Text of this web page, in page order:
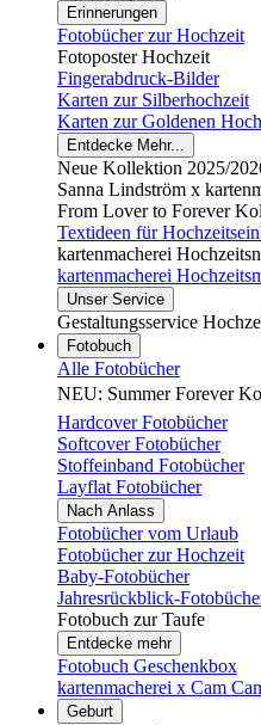
Erinnerungen
Fotobücher zur Hochzeit
Fotoposter Hochzeit
Fingerabdruck-Bilder
Karten zur Silberhochzeit
Karten zur Goldenen
Entdecke Mehr...
Neue Kollektion 2025/
Sanna Lindström x
From Lover to Forever
Textideen für
kartenmacherei
kartenmacherei
Unser Service
Gestaltungsservice
Fotobuch
Alle Fotobücher
NEU: Summer Forever
Hardcover Fotobücher
Softcover Fotobücher
Stoffeinband Fotobücher
Layflat Fotobücher
Nach Anlass
Fotobücher vom Urlaub
Fotobücher zur Hochzeit
Baby-Fotobücher
Jahresrückblick-
Fotobuch zur Taufe
Entdecke mehr
Fotobuch Geschenkbox
kartenmacherei x Cam
Geburt